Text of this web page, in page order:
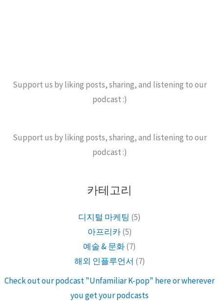
Support us by liking posts, sharing, and listening to our
podcast :)
Support us by liking posts, sharing, and listening to our
podcast :)
카테고리
디지털 마케팅 (5)
아프리카(5)
예술 & 문화(7)
해외 인플루언서 (7)
Check out our podcast "Unfamiliar K-pop" here or wherever
you get your podcasts